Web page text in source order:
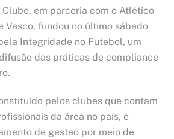
em parceria com o Atlético
Vasco, fundou no último sábado
Integridade no Futebol, um
das práticas de compliance
pelos clubes que contam
da área no país, e
de gestão por meio de